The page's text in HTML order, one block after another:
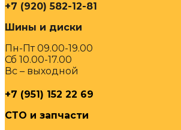
+7 (920) 582-12-81
Шины и диски
Пн-Пт 09.00-19.00
Сб 10.00-17.00
Вс – выходной
+7 (951) 152 22 69
СТО и запчасти